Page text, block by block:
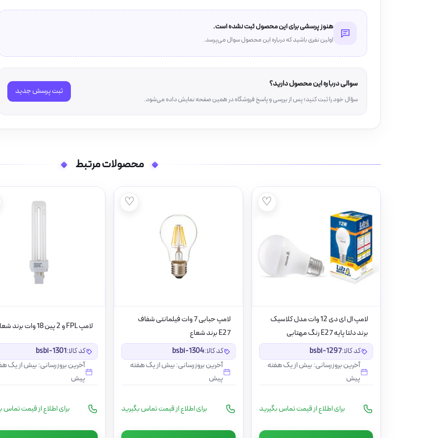
هنوز پرسشی برای این محصول ثبت نشده است.
اولین نفری باشید که درباره این محصول سوال می‌پرسد.
سوالی درباره این محصول دارید؟
سؤال خود را ثبت کنید؛ پس از بررسی و پاسخ فروشگاه در همین صفحه نمایش داده می‌شود.
ثبت پرسش جدید
محصولات مرتبط
♡
لامپ ال ای دی 12 وات مدل کلاسیک
برند دلتا پایه E27 رنگ مهتابی
کد کالا:bsbi-1297
آخرین بروزرسانی: بیش از یک هفته
پیش
برای اطلاع از قیمت تماس بگیرید
♡
لامپ حبابی 7 وات فیلمانتی شفاف
E27 برند شعاع
کد کالا:bsbi-1304
آخرین بروزرسانی: بیش از یک هفته
پیش
برای اطلاع از قیمت تماس بگیرید
لامپ FPL و 2 پین 18 وات برند شعاع
کد کالا:bsbi-1301
آخرین بروزرسانی: بیش از یک
پیش
برای اطلاع از قیمت تماس